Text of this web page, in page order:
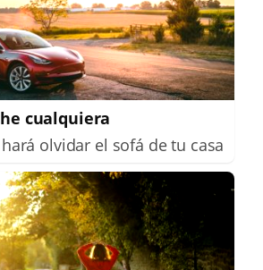
cualquiera
olvidar el sofá de tu casa